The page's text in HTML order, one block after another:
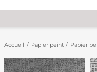
Accueil Papier peint Papier